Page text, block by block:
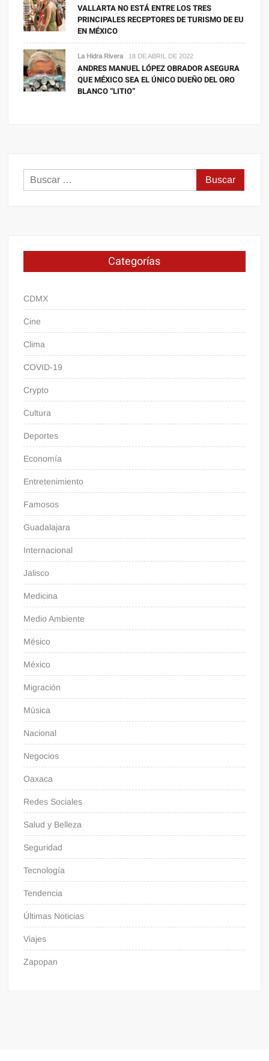
VALLARTA NO ESTÁ ENTRE LOS TRES
PRINCIPALES RECEPTORES DE TURISMO DE EU
EN MÉXICO
La Hidra Rivera 18 DE ABRIL DE 2022
ANDRES MANUEL LÓPEZ OBRADOR ASEGURA
QUE MÉXICO SEA EL ÚNICO DUEÑO DEL ORO
BLANCO “LITIO”
Buscar:
Categorías
CDMX
Cine
Clima
COVID-19
Crypto
Cultura
Deportes
Economía
Entretenimiento
Famosos
Guadalajara
Internacional
Jalisco
Medicina
Medio Ambiente
Mésico
México
Migración
Música
Nacional
Negocios
Oaxaca
Redes Sociales
Salud y Belleza
Seguridad
Tecnología
Tendencia
Últimas Noticias
Viajes
Zapopan